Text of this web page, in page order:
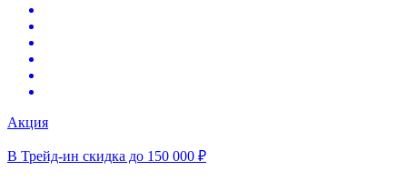
Акция
В Трейд-ин скидка до 150 000 ₽